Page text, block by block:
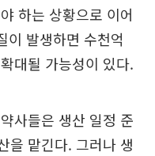
하는 상황으로 이어
이 발생하면 수천억
대될 가능성이 있다.
사들은 생산 일정 준
을 맡긴다. 그러나 생